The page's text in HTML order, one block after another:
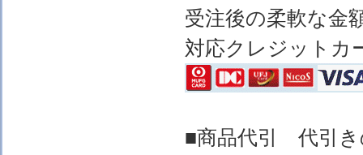
受注後の柔軟な金
対応クレジットカ
■商品代引 代引き